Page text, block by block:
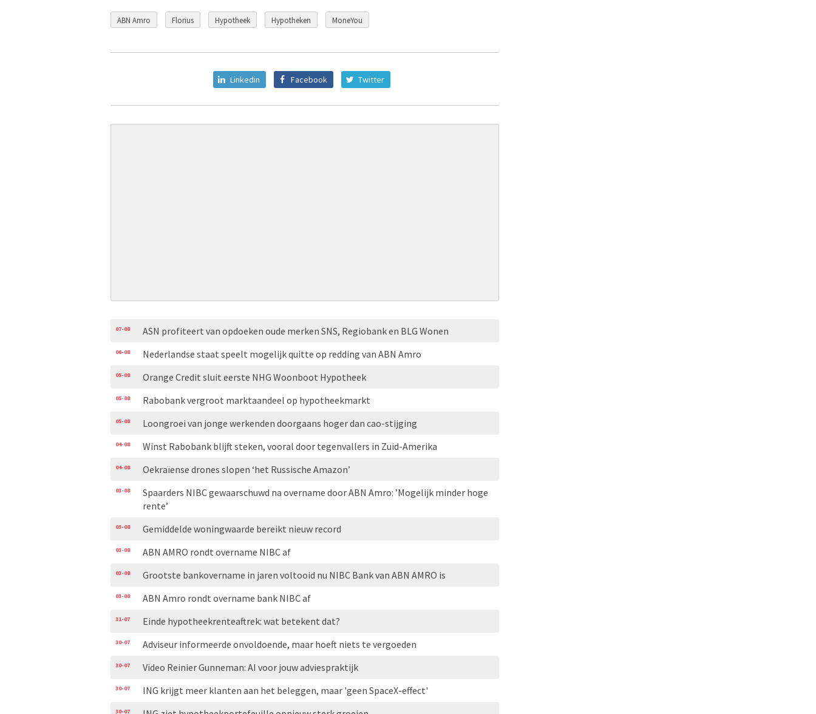
ABN Amro Florius Hypotheek Hypotheken MoneYou
Linkedin Facebook Twitter
07-08 ASN profiteert van opdoeken oude merken SNS, Regiobank en BLG Wonen
06-08 Nederlandse staat speelt mogelijk quitte op redding van ABN Amro
05-08 Orange Credit sluit eerste NHG Woonboot Hypotheek
05-08 Rabobank vergroot marktaandeel op hypotheekmarkt
05-08 Loongroei van jonge werkenden doorgaans hoger dan cao-stijging
04-08 Winst Rabobank blijft steken, vooral door tegenvallers in Zuid-Amerika
04-08 Oekraïense drones slopen ‘het Russische Amazon’
03-08
Spaarders NIBC gewaarschuwd na overname door ABN Amro: ’Mogelijk minder hoge
rente’
03-08 Gemiddelde woningwaarde bereikt nieuw record
03-08 ABN AMRO rondt overname NIBC af
03-08 Grootste bankovername in jaren voltooid nu NIBC Bank van ABN AMRO is
03-08 ABN Amro rondt overname bank NIBC af
31-07 Einde hypotheekrenteaftrek: wat betekent dat?
30-07 Adviseur informeerde onvoldoende, maar hoeft niets te vergoeden
30-07 Video Reinier Gunneman: AI voor jouw adviespraktijk
30-07 ING krijgt meer klanten aan het beleggen, maar 'geen SpaceX-effect'
30-07